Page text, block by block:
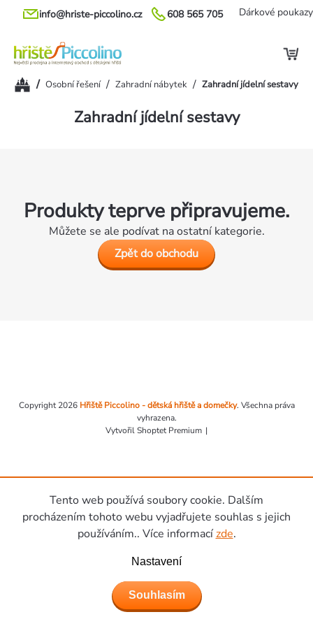
Tento web používá soubory cookie. Dalším
procházením tohoto webu vyjadřujete souhlas s jejich
používáním.. Více informacízde.
Nastavení
Souhlasím
Přejít
608 565 705
info@hriste-piccolino.cz Dárkové poukazy
Domů/ Osobní řešení / Zahradní nábytek / Zahradní jídelní sestavy
Zahradní jídelní sestavy
Produkty teprve připravujeme.
Můžete se ale podívat na ostatní kategorie.
Zpět do obchodu
Vytvořil Shoptet Premium
Copyright 2026 Hřiště Piccolino - dětská hřiště a domečky. Všechna práva
vyhrazena.